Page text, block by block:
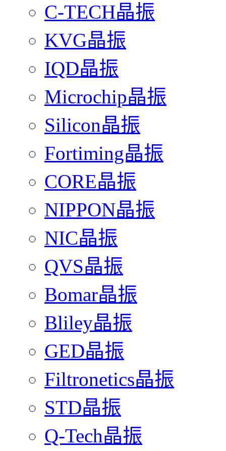
C-TECH晶振
KVG晶振
IQD晶振
Microchip晶振
Silicon晶振
Fortiming晶振
CORE晶振
NIPPON晶振
NIC晶振
QVS晶振
Bomar晶振
Bliley晶振
GED晶振
Filtronetics晶振
STD晶振
Q-Tech晶振